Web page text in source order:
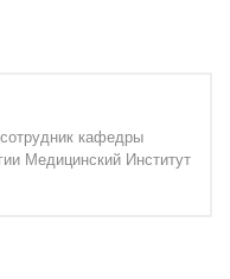
кафедры
Медицинский Институт